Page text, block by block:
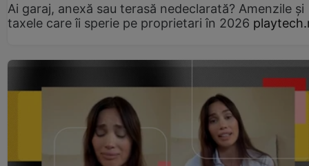
Ai garaj, anexă sau terasă nedeclarată? Amenzile și
taxele care îi sperie pe proprietari în 2026